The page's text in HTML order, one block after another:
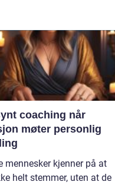
coaching når
møter personlig
mennesker kjenner på at
helt stemmer, uten at de